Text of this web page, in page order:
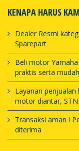
KENAPA HARUS
Dealer Resmi
Sparepart
Beli motor
praktis serta
Layanan
motor diantar,
Transaksi aman !
diterima